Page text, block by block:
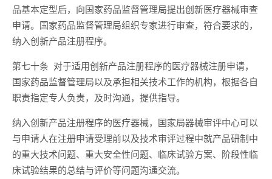
品基本定型后，向国家药品监督管理局提出创新医疗器械审查
申请。国家药品监督管理局组织专家进行审查，符合要求的，
纳入创新产品注册程序。
第七十条 对于适用创新产品注册程序的医疗器械注册申请，
国家药品监督管理局以及承担相关技术工作的机构，根据各自
职责指定专人负责，及时沟通，提供指导。
纳入创新产品注册程序的医疗器械，国家局器械审评中心可以
与申请人在注册申请受理前以及技术审评过程中就产品研制中
的重大技术问题、重大安全性问题、临床试验方案、阶段性临
床试验结果的总结与评价等问题沟通交流。